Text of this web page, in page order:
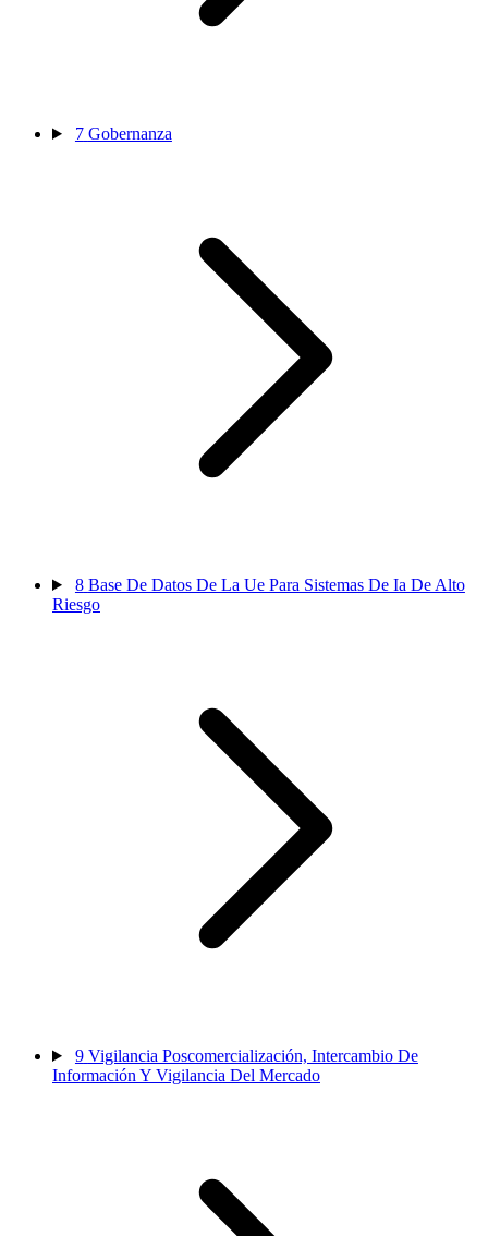
7 Gobernanza
8 Base De Datos De La Ue Para Sistemas De Ia De Alto
Riesgo
9 Vigilancia Poscomercialización, Intercambio De
Información Y Vigilancia Del Mercado